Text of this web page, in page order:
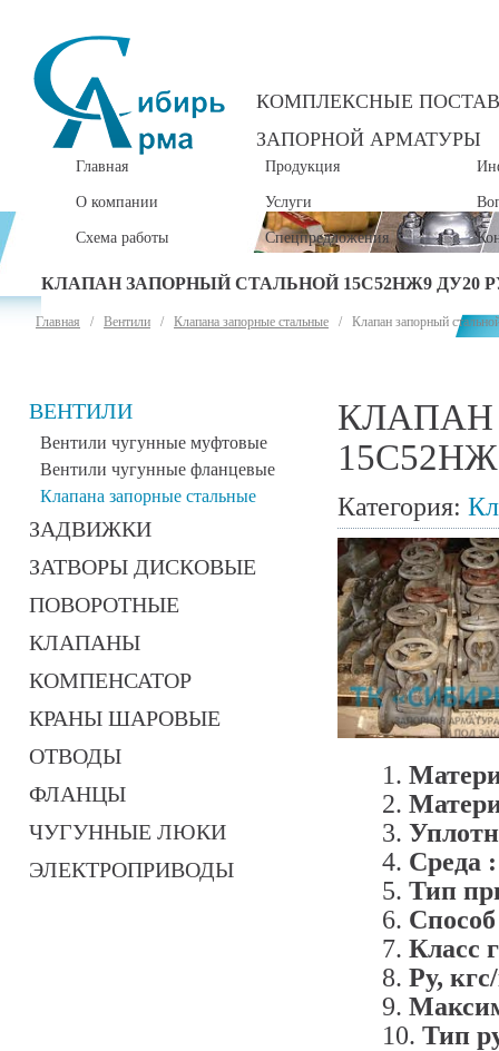
КОМПЛЕКСНЫЕ
ЗАПОРНОЙ АРМАТУРЫ
Главная Продукция
О компании Услуги
Схема работы Спецпредложения
КЛАПАН ЗАПОРНЫЙ СТАЛЬНОЙ 15С52НЖ9 ДУ20
ВЕНТИЛИ
Вентили чугунные муфтовые
Вентили чугунные фланцевые
Клапана запорные стальные
ЗАДВИЖКИ
ЗАТВОРЫ ДИСКОВЫЕ
ПОВОРОТНЫЕ
КЛАПАНЫ
КОМПЕНСАТОР
КРАНЫ ШАРОВЫЕ
ОТВОДЫ
ФЛАНЦЫ
ЧУГУННЫЕ ЛЮКИ
ЭЛЕКТРОПРИВОДЫ
Главная / Вентили / Клапана запорные стальные / Клапан запорный
Категория:
Среда
Тип
Класс
Ру,
Тип